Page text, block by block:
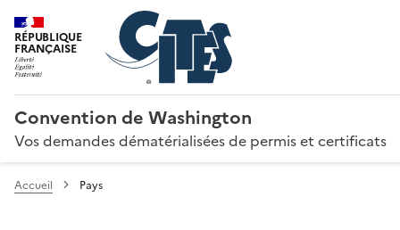
RÉPUBLIQUE
FRANÇAISE
Convention de Washington
Vos demandes dématérialisées de permis et certificats
Accueil Pays